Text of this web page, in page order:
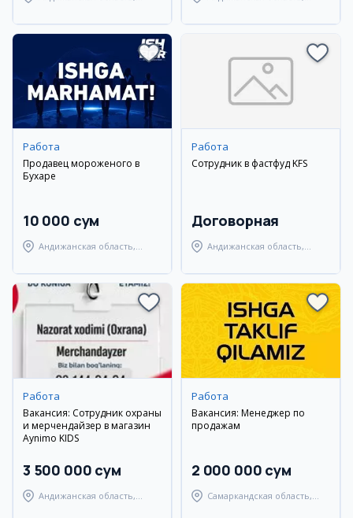
Работа
Продавец мороженого в
Бухаре
10 000 сум
Андижанская область,
Работа
Сотрудник в фастфуд KFS
Договорная
Андижанская область,
Работа
Вакансия: Сотрудник охраны
и мерчендайзер в магазин
Aynimo KIDS
3 500 000 сум
Андижанская область,
Работа
Вакансия: Менеджер по
продажам
2 000 000 сум
Самаркандская область,